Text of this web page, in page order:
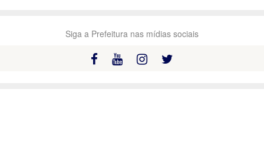
Siga a Prefeitura nas mídias sociais